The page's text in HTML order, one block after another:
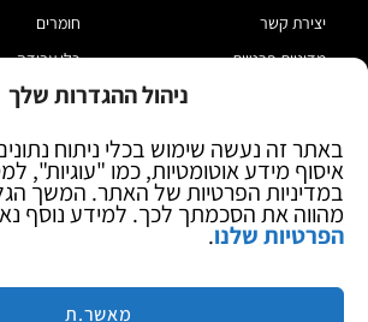
ניהול ההגדרות שלך
באתר זה נעשה שימוש בכלי ניתוח נתונים
איסוף מידע אוטומטיות, כמו "עוגיות",
במדיניות הפרטיות של האתר. המשך
מהווה את הסכמתך לכך. למידע נוסף נא
הפרטיות שלנו.
מאשר.ת
יצירת קשר
מדיניות פרטיות
בלוג
חומרים
כלי עבודה
מוצרי הלחמה
ספקי כח
ציוד אופטי
מותגים